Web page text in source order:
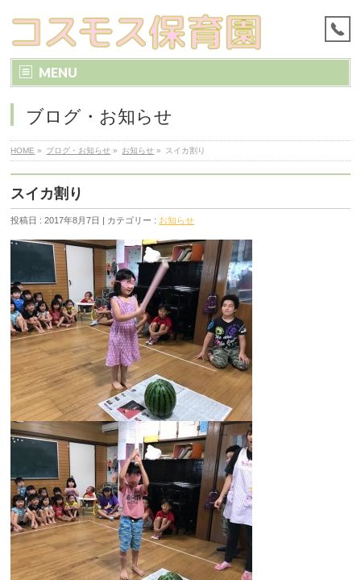
MENU
ブログ・お知らせ
HOME » ブログ・お知らせ » お知らせ » スイカ割り
スイカ割り
投稿日 : 2017年8月7日 | カテゴリー : お知らせ